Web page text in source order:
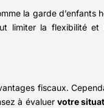
la garde d’enfants
limiter la flexibilité et
fiscaux.
à évaluer votre